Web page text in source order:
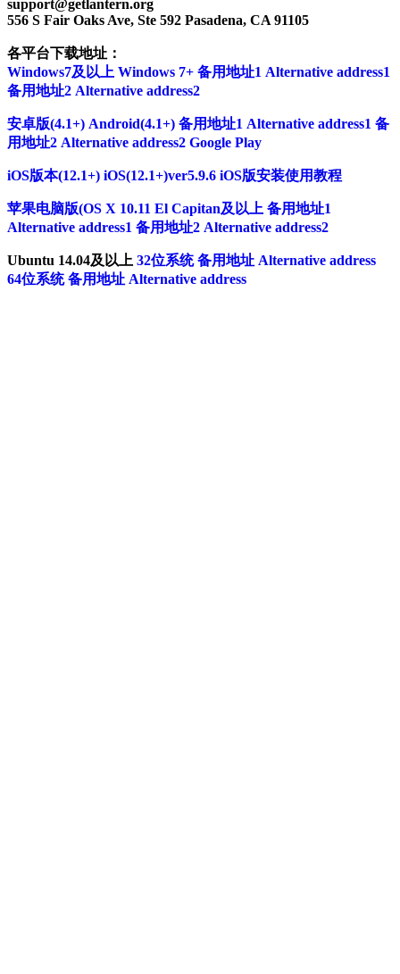
support@getlantern.org
556 S Fair Oaks Ave, Ste 592 Pasadena, CA 91105
各平台下载地址：
Windows7及以上 Windows 7+ 备用地址1 Alternative address1
备用地址2 Alternative address2
安卓版(4.1+) Android(4.1+) 备用地址1 Alternative address1 备
用地址2 Alternative address2 Google Play
iOS版本(12.1+) iOS(12.1+)ver5.9.6 iOS版安装使用教程
苹果电脑版(OS X 10.11 El Capitan及以上 备用地址1
Alternative address1 备用地址2 Alternative address2
Ubuntu 14.04及以上 32位系统 备用地址 Alternative address
64位系统 备用地址 Alternative address